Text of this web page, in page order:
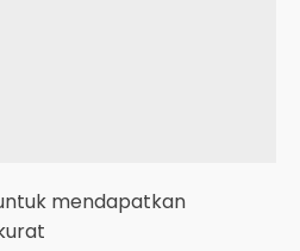
mendapatkan